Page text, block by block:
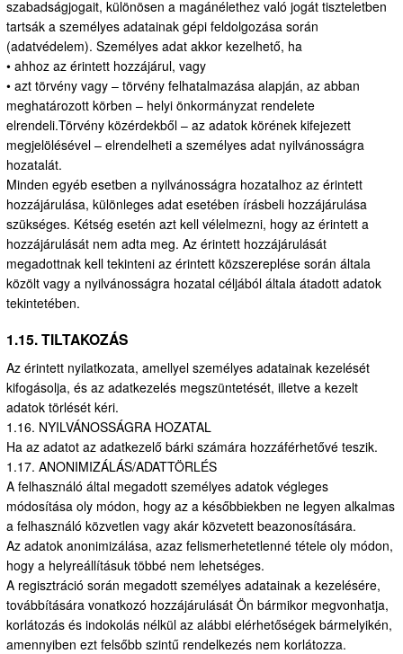
szabadságjogait, különösen a magánélethez való jogát tiszteletben
tartsák a személyes adatainak gépi feldolgozása során
(adatvédelem). Személyes adat akkor kezelhető, ha
• ahhoz az érintett hozzájárul, vagy
• azt törvény vagy – törvény felhatalmazása alapján, az abban
meghatározott körben – helyi önkormányzat rendelete
elrendeli.Törvény közérdekből – az adatok körének kifejezett
megjelölésével – elrendelheti a személyes adat nyilvánosságra
hozatalát.
Minden egyéb esetben a nyilvánosságra hozatalhoz az érintett
hozzájárulása, különleges adat esetében írásbeli hozzájárulása
szükséges. Kétség esetén azt kell vélelmezni, hogy az érintett a
hozzájárulását nem adta meg. Az érintett hozzájárulását
megadottnak kell tekinteni az érintett közszereplése során általa
közölt vagy a nyilvánosságra hozatal céljából általa átadott adatok
tekintetében.
1.15. TILTAKOZÁS
Az érintett nyilatkozata, amellyel személyes adatainak kezelését
kifogásolja, és az adatkezelés megszüntetését, illetve a kezelt
adatok törlését kéri.
1.16. NYILVÁNOSSÁGRA HOZATAL
Ha az adatot az adatkezelő bárki számára hozzáférhetővé teszik.
1.17. ANONIMIZÁLÁS/ADATTÖRLÉS
A felhasználó által megadott személyes adatok végleges
módosítása oly módon, hogy az a későbbiekben ne legyen alkalmas
a felhasználó közvetlen vagy akár közvetett beazonosítására.
Az adatok anonimizálása, azaz felismerhetetlenné tétele oly módon,
hogy a helyreállításuk többé nem lehetséges.
A regisztráció során megadott személyes adatainak a kezelésére,
továbbítására vonatkozó hozzájárulását Ön bármikor megvonhatja,
korlátozás és indokolás nélkül az alábbi elérhetőségek bármelyikén,
amennyiben ezt felsőbb szintű rendelkezés nem korlátozza.